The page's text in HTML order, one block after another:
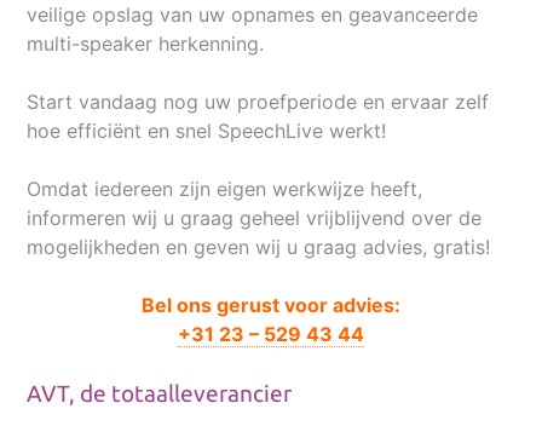
veilige opslag van uw opnames en geavanceerde
multi-speaker herkenning.
Start vandaag nog uw proefperiode en ervaar zelf
hoe efficiënt en snel SpeechLive werkt!
Omdat iedereen zijn eigen werkwijze heeft,
informeren wij u graag geheel vrijblijvend over de
mogelijkheden en geven wij u graag advies, gratis!
Bel ons gerust voor advies:
+31 23 – 529 43 44
AVT, de totaalleverancier